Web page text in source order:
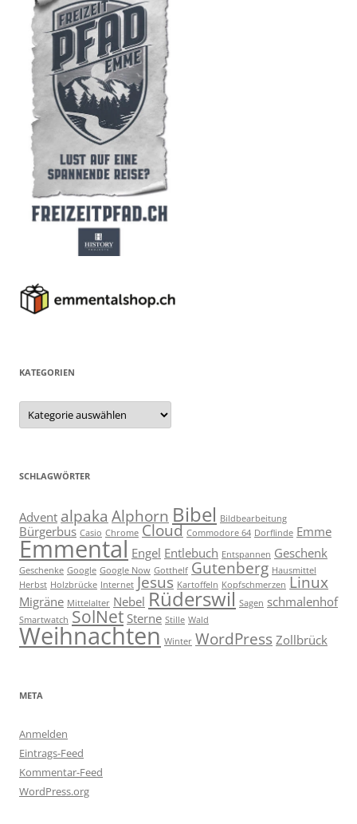
KATEGORIEN
Kategorien
SCHLAGWÖRTER
Advent alpaka Alphorn Bibel Bildbearbeitung
Bürgerbus Casio Chrome Cloud Commodore 64 Dorflinde Emme
Emmental Engel Entlebuch Entspannen Geschenk
Geschenke Google Google Now Gotthelf Gutenberg Hausmittel
Herbst Holzbrücke Internet Jesus Kartoffeln Kopfschmerzen Linux
Migräne Mittelalter Nebel Rüderswil Sagen schmalenhof
Smartwatch SolNet Sterne Stille Wald
Weihnachten Winter WordPress Zollbrück
META
Anmelden
Eintrags-Feed
Kommentar-Feed
WordPress.org